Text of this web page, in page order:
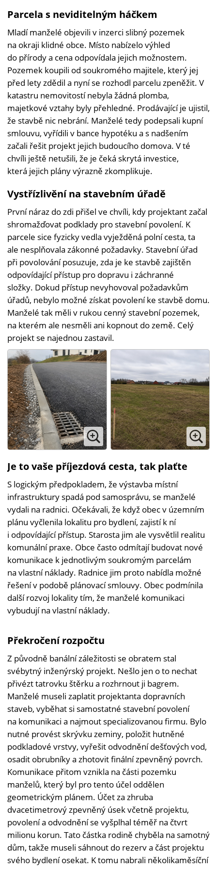
Parcela s neviditelným háčkem
Mladí manželé objevili v inzerci slibný pozemek
na okraji klidné obce. Místo nabízelo výhled
do přírody a cena odpovídala jejich možnostem.
Pozemek koupili od soukromého majitele, který jej
před lety zdědil a nyní se rozhodl parcelu zpeněžit. V
katastru nemovitostí nebyla žádná plomba,
majetkové vztahy byly přehledné. Prodávající je ujistil,
že stavbě nic nebrání. Manželé tedy podepsali kupní
smlouvu, vyřídili v bance hypotéku a s nadšením
začali řešit projekt jejich budoucího domova. V té
chvíli ještě netušili, že je čeká skrytá investice,
která jejich plány výrazně zkomplikuje.
Vystřízlivění na stavebním úřadě
První náraz do zdi přišel ve chvíli, kdy projektant začal
shromažďovat podklady pro stavební povolení. K
parcele sice fyzicky vedla vyježděná polní cesta, ta
ale nesplňovala zákonné požadavky. Stavební úřad
při povolování posuzuje, zda je ke stavbě zajištěn
odpovídající přístup pro dopravu i záchranné
složky. Dokud přístup nevyhovoval požadavkům
úřadů, nebylo možné získat povolení ke stavbě domu.
Manželé tak měli v rukou cenný stavební pozemek,
na kterém ale nesměli ani kopnout do země. Celý
projekt se najednou zastavil.
Je to vaše příjezdová cesta, tak plaťte
S logickým předpokladem, že výstavba místní
infrastruktury spadá pod samosprávu, se manželé
vydali na radnici. Očekávali, že když obec v územním
plánu vyčlenila lokalitu pro bydlení, zajistí k ní
i odpovídající přístup. Starosta jim ale vysvětlil realitu
komunální praxe. Obce často odmítají budovat nové
komunikace k jednotlivým soukromým parcelám
na vlastní náklady. Radnice jim proto nabídla možné
řešení v podobě plánovací smlouvy. Obec podmínila
další rozvoj lokality tím, že manželé komunikaci
vybudují na vlastní náklady.
Překročení rozpočtu
Z původně banální záležitosti se obratem stal
svébytný inženýrský projekt. Nešlo jen o to nechat
přivézt tatrovku štěrku a rozhrnout ji bagrem.
Manželé museli zaplatit projektanta dopravních
staveb, vyběhat si samostatné stavební povolení
na komunikaci a najmout specializovanou firmu. Bylo
nutné provést skrývku zeminy, položit hutněné
podkladové vrstvy, vyřešit odvodnění dešťových vod,
osadit obrubníky a zhotovit finální zpevněný povrch.
Komunikace přitom vznikla na části pozemku
manželů, který byl pro tento účel oddělen
geometrickým plánem. Účet za zhruba
dvacetimetrový zpevněný úsek včetně projektu,
povolení a odvodnění se vyšplhal téměř na čtvrt
milionu korun. Tato částka rodině chyběla na samotný
dům, takže museli sáhnout do rezerv a část projektu
svého bydlení osekat. K tomu nabrali několikaměsíční